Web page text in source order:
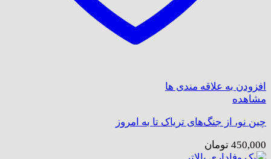
افزودن به علاقه مندی ها
مشاهده
چین نو، از جنگ‌های تریاک تا به امروز
450,000 تومان